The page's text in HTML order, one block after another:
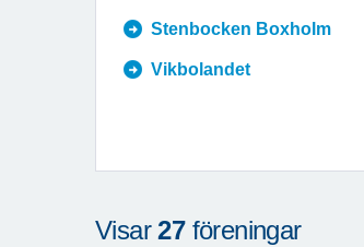
Stenbocken Boxholm
Vikbolandet
Visar27föreningar